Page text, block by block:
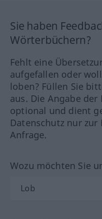
Sie haben
Wörterbüchern?
Fehlt eine
aufgefallen oder
loben? Füllen Sie
aus. Die Angabe der
optional und dient
Datenschutz nur
Anfrage.
Wozu möchten Sie